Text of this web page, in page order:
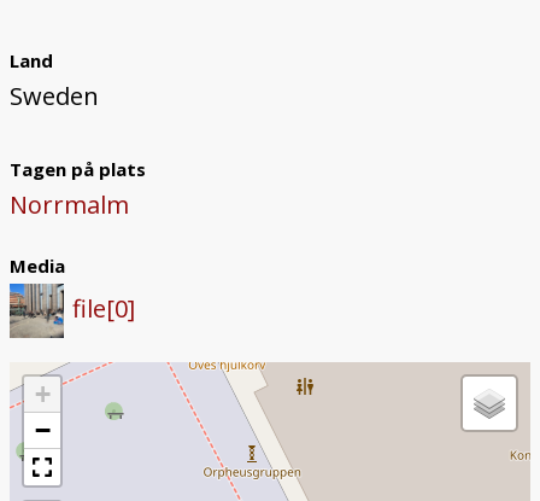
Land
Sweden
Tagen på plats
Norrmalm
Media
file[0]
+
−